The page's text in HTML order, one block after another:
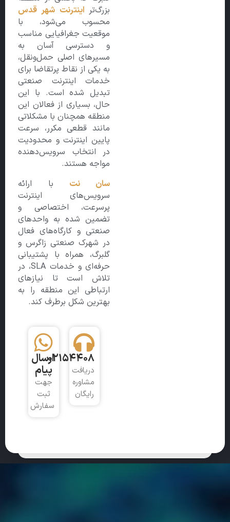
بزرگ‌تر اینترنت شهر قدس
محسوب می‌شود، با
موقعیت جغرافیایی مناسب
و دسترسی آسان به
مسیرهای اصلی حمل‌ونقل،
به یکی از نقاط پرتقاضا برای
خدمات اینترنت صنعتی
تبدیل شده است. با این
حال، بسیاری از فعالان این
منطقه همچنان با مشکلاتی
مانند قطعی مکرر، سرعت
پایین اینترنت و محدودیت
در انتخاب سرویس‌دهنده
مواجه هستند.
سان‌ نت با ارائه
سرویس‌های اینترنت
پرسرعت، اختصاصی و
تضمین شده به واحدهای
صنعتی و کارگاه‌های فعال
در شهرک صنعتی زاگرس و
گلبرگ، همراه با پشتیبانی
حرفه‌ای و خدمات SLA، در
تلاش است تا نیازهای
ارتباطی این منطقه را به
بهترین شکل برطرف کند.
02154408
دریافت
مشاوره
رایگان
ارسال
پیام
جهت
ثبت
سفارش